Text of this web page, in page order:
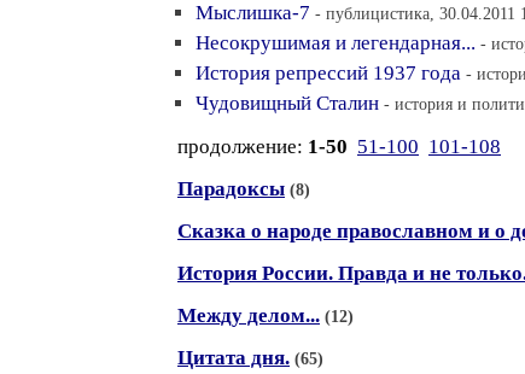
Мыслишка-7 - публицистика, 30.04.2011
Несокрушимая и легендарная... -
История репрессий 1937 года -
Чудовищный Сталин - история и
продолжение: 1-50 51-100 101-108
Парадоксы (8)
Сказка о народе православном и о
История России. Правда и не
Между делом... (12)
Цитата дня. (65)